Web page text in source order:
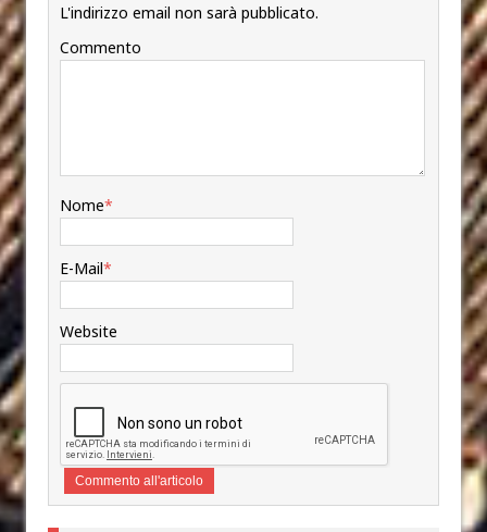
L'indirizzo email non sarà pubblicato.
Commento
Nome*
E-Mail*
Website